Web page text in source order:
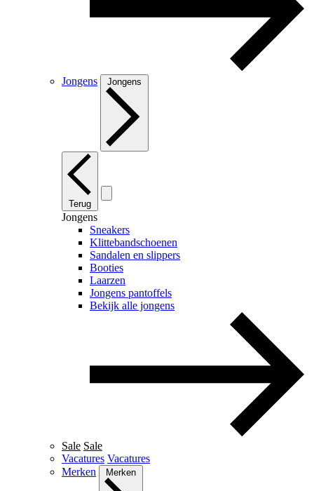
Jongens Jongens
Terug
Jongens
Sneakers
Klittebandschoenen
Sandalen en slippers
Booties
Laarzen
Jongens pantoffels
Bekijk alle jongens
Sale Sale
Vacatures Vacatures
Merken
Merken